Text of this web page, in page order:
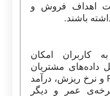
اهداف فروش و
باشند.
کاربران امکان
داده‌های مشتریان
و نرخ ریزش، درآمد
عمر و دیگر